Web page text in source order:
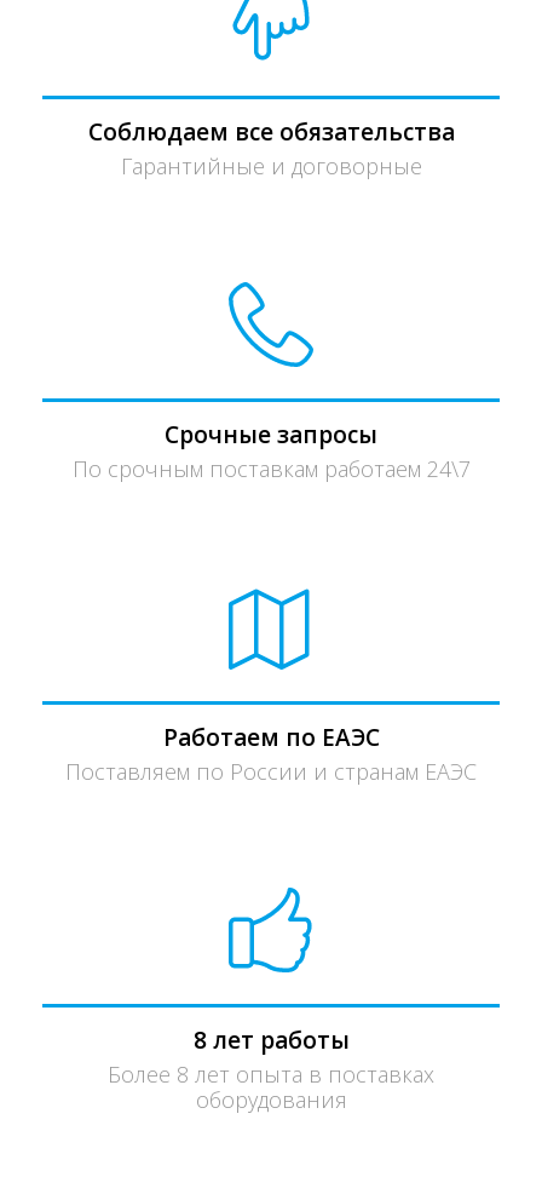
Соблюдаем все обязательства
Гарантийные и договорные
Срочные запросы
По срочным поставкам работаем 24\7
Работаем по ЕАЭС
Поставляем по России и странам ЕАЭС
8 лет работы
Более 8 лет опыта в поставках
оборудования